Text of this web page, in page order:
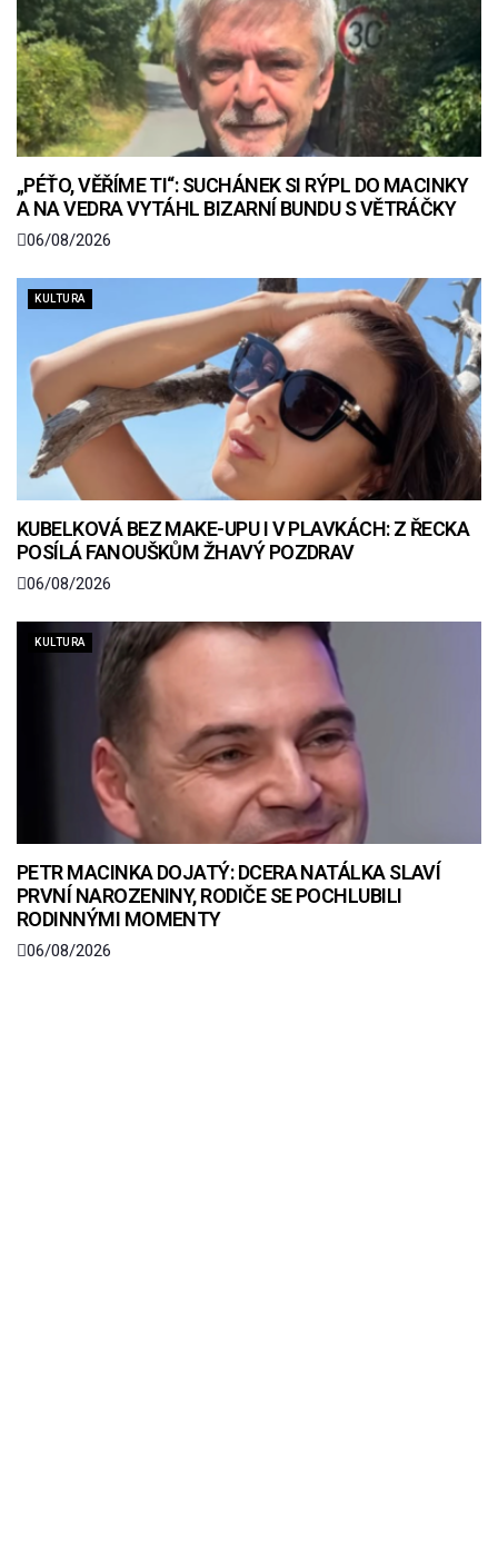
„PÉŤO, VĚŘÍME TI“: SUCHÁNEK SI RÝPL DO MACINKY
A NA VEDRA VYTÁHL BIZARNÍ BUNDU S VĚTRÁČKY
06/08/2026
KULTURA
KUBELKOVÁ BEZ MAKE-UPU I V PLAVKÁCH: Z ŘECKA
POSÍLÁ FANOUŠKŮM ŽHAVÝ POZDRAV
06/08/2026
KULTURA
PETR MACINKA DOJATÝ: DCERA NATÁLKA SLAVÍ
PRVNÍ NAROZENINY, RODIČE SE POCHLUBILI
RODINNÝMI MOMENTY
06/08/2026